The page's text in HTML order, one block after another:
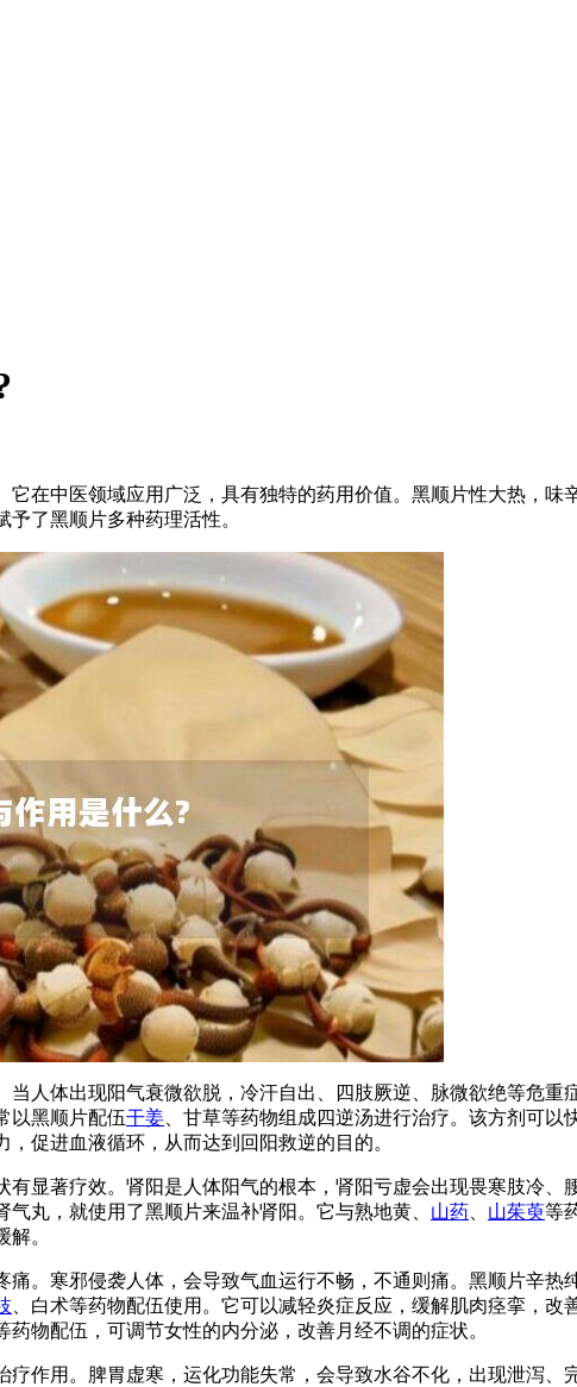
它在中医领域应用广泛，具有独特的药用价值。黑顺片性大热，
了黑顺片多种药理活性。
人体出现阳气衰微欲脱，冷汗自出、四肢厥逆、脉微欲绝等危
以黑顺片配伍干姜 、甘草等药物组成四逆汤进行治疗。该方剂可
促进血液循环，从而达到回阳救逆的目的。
显著疗效。肾阳是人体阳气的根本，肾阳亏虚会出现畏寒肢冷
丸，就使用了黑顺片来温补肾阳。它与熟地黄、 山药 山茱萸等
。
。寒邪侵袭人体，会导致气血运行不畅，不通则痛。黑顺片辛
、白术等药物配伍使用。它可以减轻炎症反应，缓解肌肉痉挛，
药物配伍，可调节女性的内分泌，改善月经不调的症状。
作用。脾胃虚寒，运化功能失常，会导致水谷不化，出现泄泻